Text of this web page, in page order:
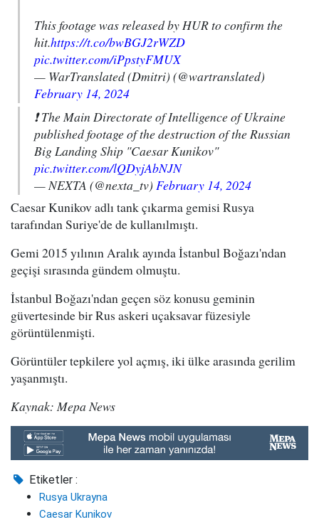
This footage was released by HUR to confirm the
hit.https://t.co/bwBGJ2rWZD
pic.twitter.com/iPpstyFMUX
— WarTranslated (Dmitri) (@wartranslated)
February 14, 2024
❗️ The Main Directorate of Intelligence of Ukraine
published footage of the destruction of the Russian
Big Landing Ship "Caesar Kunikov"
pic.twitter.com/lQDyjAbNJN
— NEXTA (@nexta_tv) February 14, 2024
Caesar Kunikov adlı tank çıkarma gemisi Rusya
tarafından Suriye'de de kullanılmıştı.
Gemi 2015 yılının Aralık ayında İstanbul Boğazı'ndan
geçişi sırasında gündem olmuştu.
İstanbul Boğazı'ndan geçen söz konusu geminin
güvertesinde bir Rus askeri uçaksavar füzesiyle
görüntülenmişti.
Görüntüler tepkilere yol açmış, iki ülke arasında gerilim
yaşanmıştı.
Kaynak: Mepa News
Etiketler :
Rusya Ukrayna
Caesar Kunikov